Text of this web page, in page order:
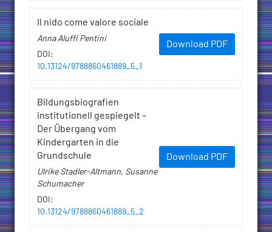
Il nido come valore sociale
Anna Aluffi Pentini
DOI :
10.13124/9788860461889_5_1
Download PDF
Bildungsbiografien
institutionell gespiegelt –
Der Übergang vom
Kindergarten in die
Grundschule
Ulrike Stadler-Altmann, Susanne
Schumacher
DOI :
10.13124/9788860461889_5_2
Download PDF